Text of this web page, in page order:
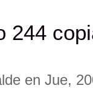
244
en Jue,